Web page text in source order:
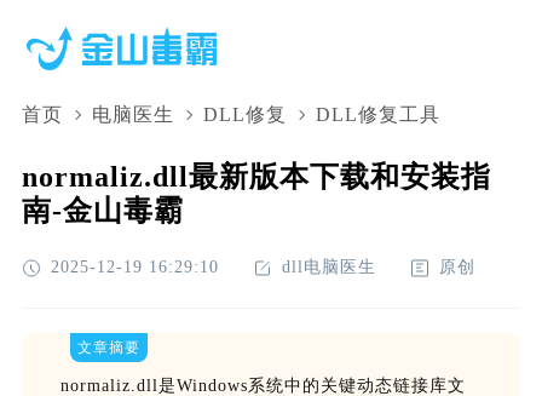
首页 电脑医生 DLL修复 DLL修复工具
normaliz.dll最新版本下载和安装指
南-金山毒霸
2025-12-19 16:29:10 dll电脑医生 原创
文章摘要
normaliz.dll是Windows系统中的关键动态链接库文